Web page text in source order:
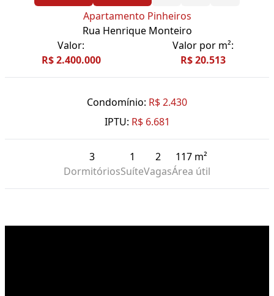
Apartamento Pinheiros
Rua Henrique Monteiro
Valor:
R$ 2.400.000
Valor por m²:
R$ 20.513
Condomínio: R$ 2.430
IPTU: R$ 6.681
3
Dormitórios
1
Suíte
2
Vagas
117 m²
Área útil